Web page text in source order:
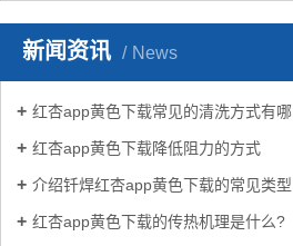
新闻资讯 News
红杏app黄色下载常见的清洗方式有哪些？
红杏app黄色下载降低阻力的方式
介绍钎焊红杏app黄色下载的常见类型有哪些
红杏app黄色下载的传热机理是什么?